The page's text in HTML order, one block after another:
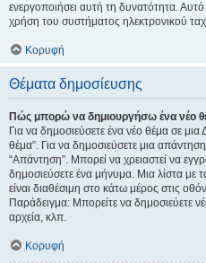
ενεργοποιήσει αυτή τη δυνατότητα.
χρήση του συστήματος ηλεκτρονικού
Κορυφή
Θέματα δημοσίευσης
Πώς μπορώ να δημιουργήσω ένα νέο
Για να δημοσιεύσετε ένα νέο θέμα σε
θέμα”. Για να δημοσιεύσετε μια
“Απάντηση”. Μπορεί να χρειαστεί να
δημοσιεύσετε ένα μήνυμα. Μια λίστα με
είναι διαθέσιμη στο κάτω μέρος στις
Παράδειγμα: Μπορείτε να δημοσιεύετε
αρχεία, κλπ.
Κορυφή